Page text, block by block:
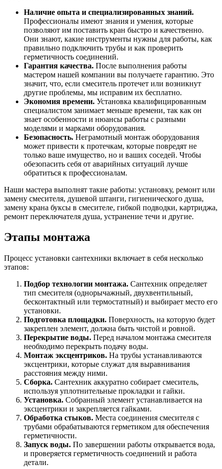
Наличие опыта и специализированных знаний.
Профессионалы имеют знания и умения, которые
позволяют им поставить кран быстро и качественно.
Они знают, какие инструменты нужны для работы, как
правильно подключить трубы и как проверить
герметичность соединений.
Гарантия качества. После выполнения работы
мастером нашей компании вы получаете гарантию. Это
значит, что, если смеситель протечет или возникнут
другие проблемы, мы исправим их бесплатно.
Экономия времени. Установка квалифицированным
специалистом занимает меньше времени, так как он
знает особенности и нюансы работы с разными
моделями и марками оборудования.
Безопасность. Неграмотный монтаж оборудования
может привести к протечкам, которые повредят не
только ваше имущество, но и ваших соседей. Чтобы
обезопасить себя от аварийных ситуаций лучше
обратиться к профессионалам.
Наши мастера выполнят такие работы: установку, ремонт или
замену смесителя, душевой штанги, гигиенического душа,
замену крана буксы в смесителе, гибкой подводки, картриджа,
ремонт переключателя душа, устранение течи и другие.
Этапы монтажа
Процесс установки сантехники включает в себя несколько
этапов:
Подбор технологии монтажа. Сантехник определяет
тип смесителя (однорычажный, двухвентильный,
бесконтактный или термостатный) и выбирает место его
установки.
Подготовка площадки. Поверхность, на которую будет
закреплен элемент, должна быть чистой и ровной.
Перекрытие воды. Перед началом монтажа смесителя
необходимо перекрыть подачу воды.
Монтаж эксцентриков. На трубы устанавливаются
эксцентрики, которые служат для выравнивания
расстояния между ними.
Сборка. Сантехник аккуратно собирает смеситель,
используя уплотнительные прокладки и гайки.
Установка. Собранный элемент устанавливается на
эксцентрики и закрепляется гайками.
Обработка стыков. Места соединения смесителя с
трубами обрабатываются герметиком для обеспечения
герметичности.
Запуск воды. По завершении работы открывается вода,
и проверяется герметичность соединений и работа
детали.